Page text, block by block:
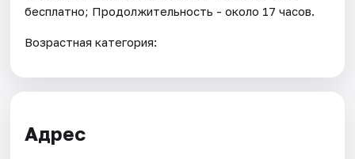
бесплатно; Продолжительность - около 17 часов.
Возрастная категория:
Адрес